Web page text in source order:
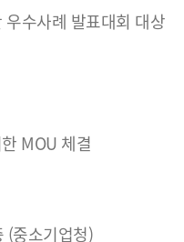
수사례 발표대회 대상
MOU 체결
(중소기업청)